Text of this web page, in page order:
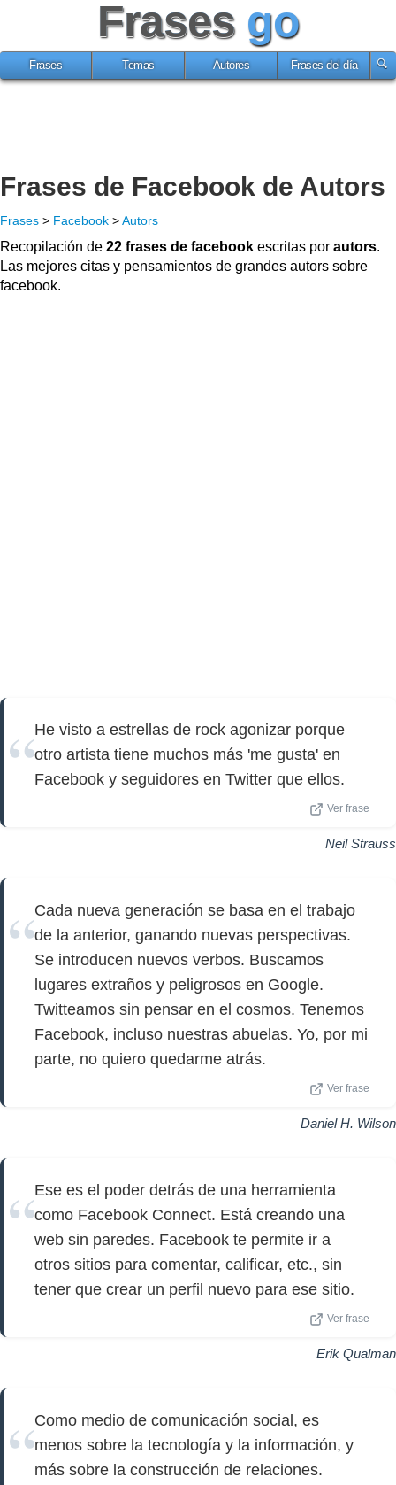
Frases go
Frases Temas Autores Frases del día
Frases de Facebook de Autors
Frases > Facebook >Autors
Recopilación de 22 frases de facebook escritas por autors.
Las mejores citas y pensamientos de grandes autors sobre
facebook.
He visto a estrellas de rock agonizar porque
otro artista tiene muchos más 'me gusta' en
Facebook y seguidores en Twitter que ellos.
Ver frase
Neil Strauss
Cada nueva generación se basa en el trabajo
de la anterior, ganando nuevas perspectivas.
Se introducen nuevos verbos. Buscamos
lugares extraños y peligrosos en Google.
Twitteamos sin pensar en el cosmos. Tenemos
Facebook, incluso nuestras abuelas. Yo, por mi
parte, no quiero quedarme atrás.
Ver frase
Daniel H. Wilson
Ese es el poder detrás de una herramienta
como Facebook Connect. Está creando una
web sin paredes. Facebook te permite ir a
otros sitios para comentar, calificar, etc., sin
tener que crear un perfil nuevo para ese sitio.
Ver frase
Erik Qualman
Como medio de comunicación social, es
menos sobre la tecnología y la información, y
más sobre la construcción de relaciones.